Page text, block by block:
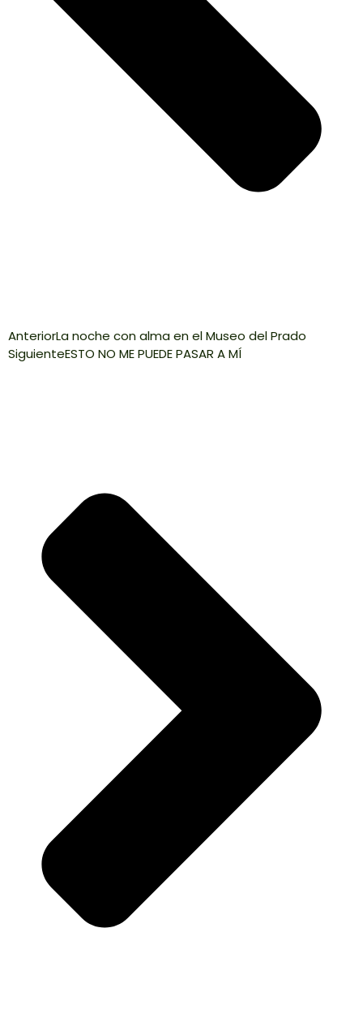
AnteriorLa noche con alma en el Museo del Prado
SiguienteESTO NO ME PUEDE PASAR A MÍ